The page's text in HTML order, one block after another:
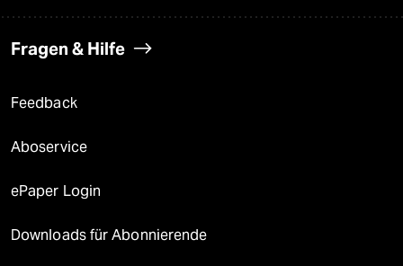
Fragen & Hilfe
Feedback
Aboservice
ePaper Login
Downloads für Abonnierende